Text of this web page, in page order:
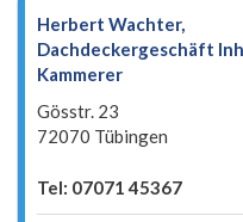
Herbert Wachter,
Dachdeckergeschäft
Kammerer
Gösstr. 23
72070 Tübingen
Tel: 07071 45367